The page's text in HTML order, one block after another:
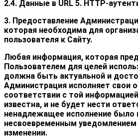
2.4. Данные в URL 5. HTTP-
3. Предоставление
которая необходима для
пользователя к Сайту.
Любая информация, которая
Пользователем для целей
должна быть актуальной и
Администрация исполняет свои
соответствии с той
известна, и не будет нести
ненадлежащее исполнение было
несвоевременным уведомлением
изменении.